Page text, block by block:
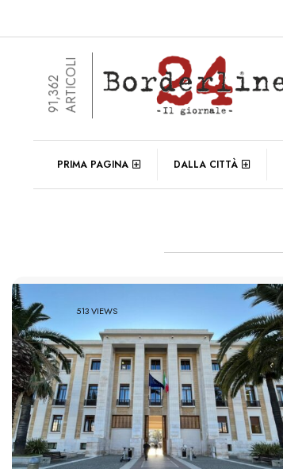
91,362ARTICOLI
PRIMA PAGINA DALLA CITTÀ
513 VIEWS